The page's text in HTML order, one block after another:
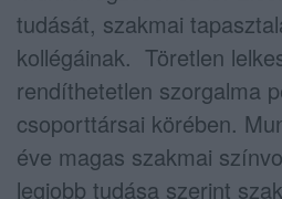
tudását, szakmai
kollégáinak. Töretlen
rendíthetetlen szorgalma
csoporttársai körében.
éve magas szakmai
legjobb tudása szerint